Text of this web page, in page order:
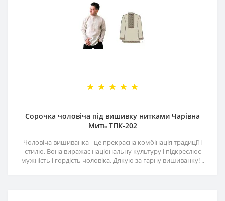
Сорочка чоловіча під вишивку нитками Чарівна
Мить ТПК-202
Чоловіча вишиванка - це прекрасна комбінація традиції і
стилю. Вона виражає національну культуру і підкреслює
мужність і гордість чоловіка. Дякую за гарну вишиванку! ..